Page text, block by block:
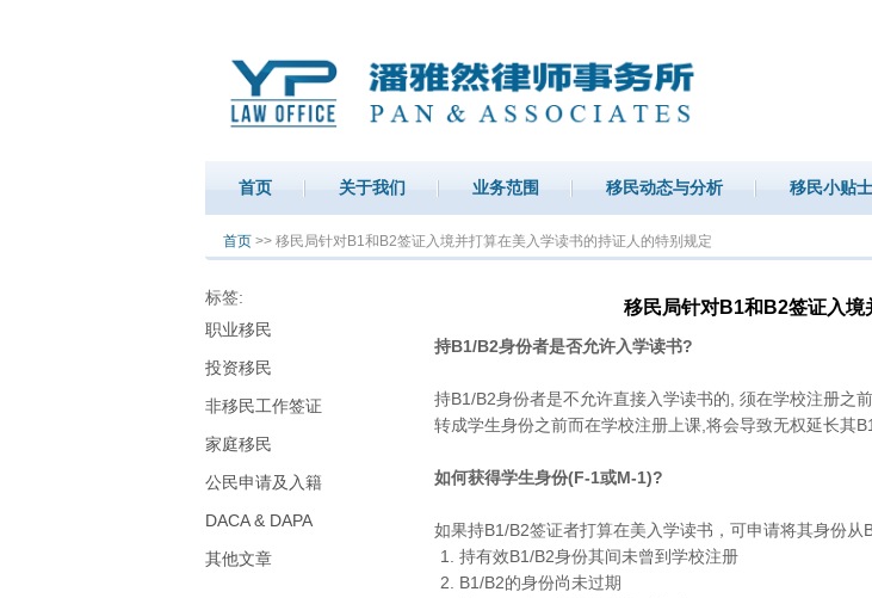
首页 关于我们 业务范围 移民动态与分析 移民小贴士
你在这里
首页 >> 移民局针对B1和B2签证入境并打算在美入学读书的持证人的特别规定
标签:
职业移民
投资移民
非移民工作签证
家庭移民
公民申请及入籍
DACA & DAPA
其他文章
移民局针对B1和B2签证入境
持B1/B2身份者是否允许入学读书?
持B1/B2身份者是不允许直接入学读书的, 须在学校注册之
转成学生身份之前而在学校注册上课,将会导致无权延长其
如何获得学生身份(F-1或M-1)?
如果持B1/B2签证者打算在美入学读书，可申请将其身份
持有效B1/B2身份其间未曾到学校注册
B1/B2的身份尚未过期